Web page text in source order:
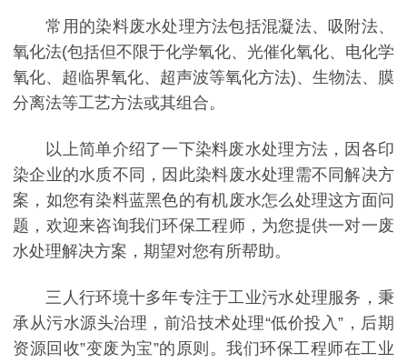
常用的染料废水处理方法包括混凝法、吸附法、
氧化法(包括但不限于化学氧化、光催化氧化、电化学
氧化、超临界氧化、超声波等氧化方法)、生物法、膜
分离法等工艺方法或其组合。
以上简单介绍了一下染料废水处理方法，因各印
染企业的水质不同，因此染料废水处理需不同解决方
案，如您有染料蓝黑色的有机废水怎么处理这方面问
题，欢迎来咨询我们环保工程师，为您提供一对一废
水处理解决方案，期望对您有所帮助。
三人行环境十多年专注于工业污水处理服务，秉
承从污水源头治理，前沿技术处理“低价投入”，后期
资源回收”变废为宝”的原则。我们环保工程师在工业